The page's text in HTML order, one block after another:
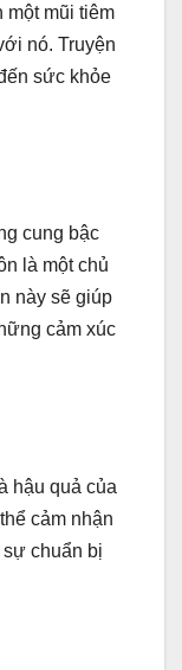
một mũi tiêm
nó. Truyện
sức khỏe
cung bậc
là một chủ
này sẽ giúp
cảm xúc
hậu quả của
cảm nhận
chuẩn bị